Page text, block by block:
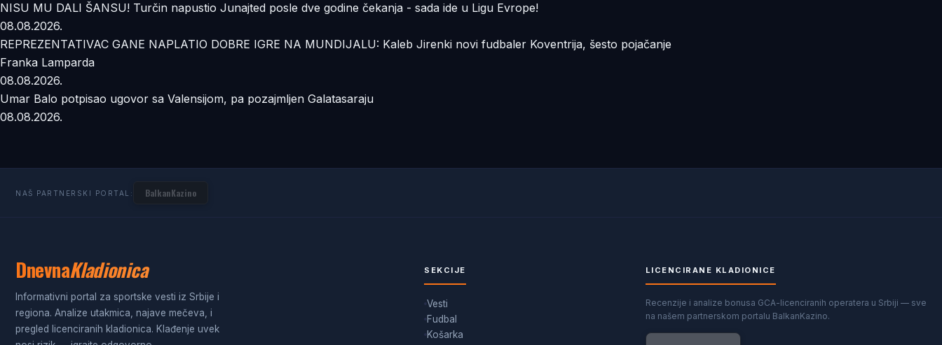
NISU MU DALI ŠANSU! Turčin napustio Junajted posle dve godine čekanja - sada ide u Ligu Evrope!
08.08.2026.
REPREZENTATIVAC GANE NAPLATIO DOBRE IGRE NA MUNDIJALU: Kaleb Jirenki novi fudbaler Koventrija, šesto pojačanje
Franka Lamparda
08.08.2026.
Umar Balo potpisao ugovor sa Valensijom, pa pozajmljen Galatasaraju
08.08.2026.
NAŠ PARTNERSKI PORTAL: BalkanKazino
DnevnaKladionica
Informativni portal za sportske vesti iz Srbije i
regiona. Analize utakmica, najave mečeva, i
pregled licenciranih kladionica. Klađenje uvek
SEKCIJE
Vesti
Fudbal
Košarka
LICENCIRANE KLADIONICE
Recenzije i analize bonusa GCA-licenciranih operatera u Srbiji — sve
na našem partnerskom portalu BalkanKazino.